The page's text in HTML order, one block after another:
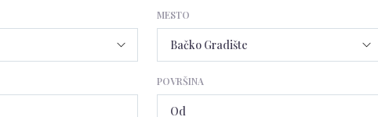
MESTO
POVRŠINA